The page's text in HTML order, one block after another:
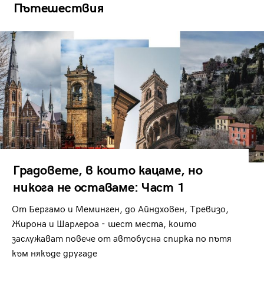
Пътешествия
Градовете, в които кацаме, но
никога не оставаме: Част 1
От Бергамо и Меминген, до Айндховен, Тревизо,
Жирона и Шарлероа - шест места, които
заслужават повече от автобусна спирка по пътя
към някъде другаде